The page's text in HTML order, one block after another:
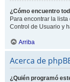
¿Cómo encuentro
Para encontrar la
Control de Usuario y
Arriba
Acerca de
¿Quién programó